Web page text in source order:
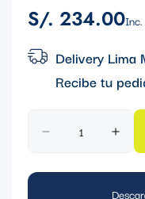
Precio
S/. 234.00
Delivery Lima
Recibe tu